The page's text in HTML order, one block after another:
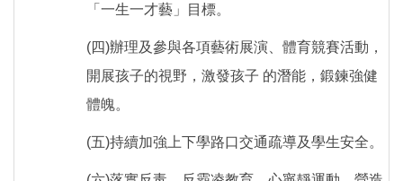
「一生一才藝」目標。
(四)辦理及參與各項藝術展演、體育競賽活動，
開展孩子的視野，激發孩子 的潛能，鍛鍊強健
體魄。
(五)持續加強上下學路口交通疏導及學生安全。